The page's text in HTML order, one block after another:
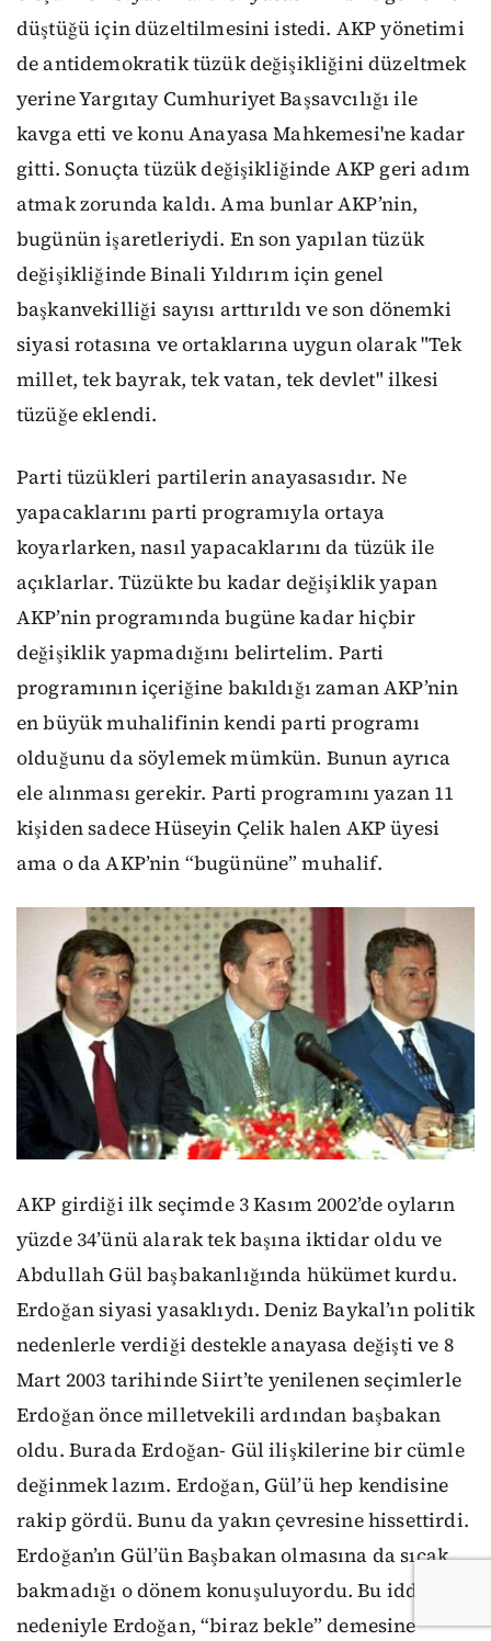
düştüğü için düzeltilmesini istedi. AKP yönetimi
de antidemokratik tüzük değişikliğini düzeltmek
yerine Yargıtay Cumhuriyet Başsavcılığı ile
kavga etti ve konu Anayasa Mahkemesi'ne kadar
gitti. Sonuçta tüzük değişikliğinde AKP geri adım
atmak zorunda kaldı. Ama bunlar AKP’nin,
bugünün işaretleriydi. En son yapılan tüzük
değişikliğinde Binali Yıldırım için genel
başkanvekilliği sayısı arttırıldı ve son dönemki
siyasi rotasına ve ortaklarına uygun olarak"Tek
millet, tek bayrak, tek vatan, tek devlet" ilkesi
tüzüğe eklendi.
Parti tüzükleri partilerin anayasasıdır. Ne
yapacaklarını parti programıyla ortaya
koyarlarken, nasıl yapacaklarını da tüzük ile
açıklarlar. Tüzükte bu kadar değişiklik yapan
AKP’nin programında bugüne kadar hiçbir
değişiklik yapmadığını belirtelim. Parti
programının içeriğine bakıldığı zaman AKP’nin
en büyük muhalifinin kendi parti programı
olduğunu da söylemek mümkün. Bunun ayrıca
ele alınması gerekir. Parti programını yazan 11
kişiden sadece Hüseyin Çelik halen AKP üyesi
ama o da AKP’nin “bugününe” muhalif.
AKP girdiği ilk seçimde 3 Kasım 2002’de oyların
yüzde 34’ünü alarak tek başına iktidar oldu ve
Abdullah Gül başbakanlığında hükümet kurdu.
Erdoğan siyasi yasaklıydı. Deniz Baykal’ın politik
nedenlerle verdiği destekle anayasa değişti ve 8
Mart 2003 tarihinde Siirt’te yenilenen seçimlerle
Erdoğan önce milletvekili ardından başbakan
oldu. Burada Erdoğan- Gül ilişkilerine bir cümle
değinmek lazım. Erdoğan, Gül’ü hep kendisine
rakip gördü. Bunu da yakın çevresine hissettirdi.
Erdoğan’ın Gül’ün Başbakan olmasına da sıcak
bakmadığı o dönem konuşuluyordu. Bu iddia
nedeniyle Erdoğan, “biraz bekle” demesine